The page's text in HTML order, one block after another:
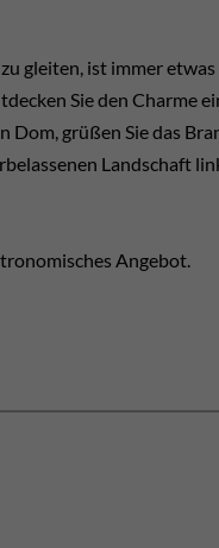
gleiten, ist immer
Sie den Charme
Dom, grüßen Sie das
Landschaft
Angebot.